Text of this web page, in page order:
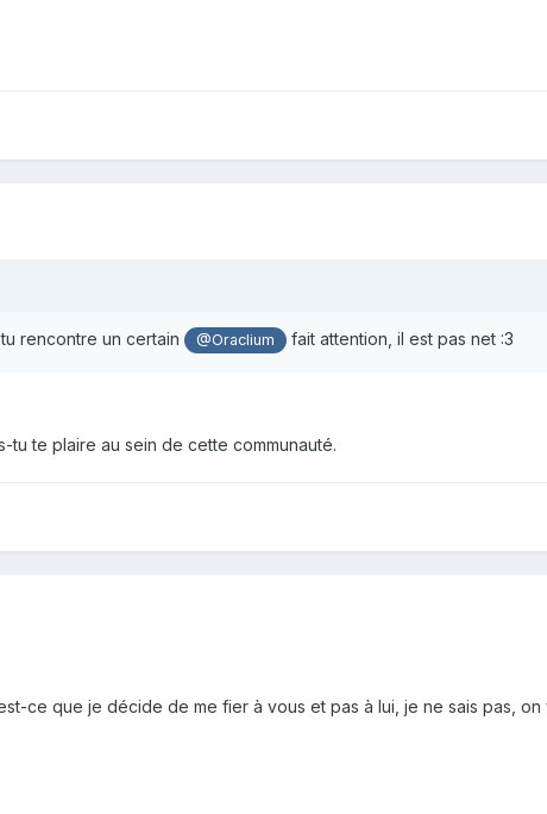
rencontre un certain @Oraclium fait attention, il est pas net :3
tu te plaire au sein de cette communauté.
ce que je décide de me fier à vous et pas à lui, je ne sais pas,